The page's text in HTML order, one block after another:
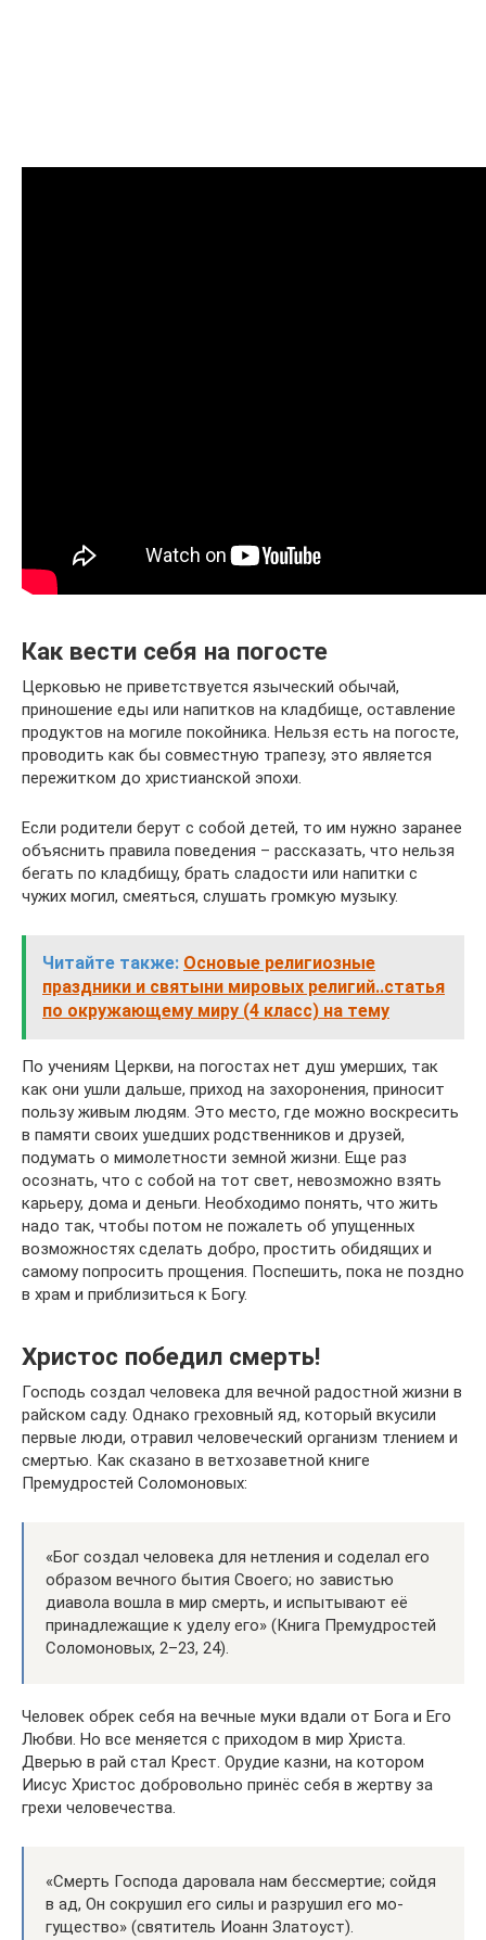
Как вести себя на погосте
Церковью не приветствуется языческий обычай,
приношение еды или напитков на кладбище, оставление
продуктов на могиле покойника. Нельзя есть на погосте,
проводить как бы совместную трапезу, это является
пережитком до христианской эпохи.
Если родители берут с собой детей, то им нужно заранее
объяснить правила поведения – рассказать, что нельзя
бегать по кладбищу, брать сладости или напитки с
чужих могил, смеяться, слушать громкую музыку.
Читайте также: Основые религиозные
праздники и святыни мировых религий..статья
по окружающему миру (4 класс) на тему
По учениям Церкви, на погостах нет душ умерших, так
как они ушли дальше, приход на захоронения, приносит
пользу живым людям. Это место, где можно воскресить
в памяти своих ушедших родственников и друзей,
подумать о мимолетности земной жизни. Еще раз
осознать, что с собой на тот свет, невозможно взять
карьеру, дома и деньги. Необходимо понять, что жить
надо так, чтобы потом не пожалеть об упущенных
возможностях сделать добро, простить обидящих и
самому попросить прощения. Поспешить, пока не поздно
в храм и приблизиться к Богу.
Христос победил смерть!
Господь создал человека для вечной радостной жизни в
райском саду. Однако греховный яд, который вкусили
первые люди, отравил человеческий организм тлением и
смертью. Как сказано в ветхозаветной книге
Премудростей Соломоновых:
«Бог создал человека для нетления и соделал его
образом вечного бытия Своего; но завистью
диавола вошла в мир смерть, и испытывают её
принадлежащие к уделу его» (Книга Премудростей
Соломоновых, 2–23, 24).
Человек обрек себя на вечные муки вдали от Бога и Его
Любви. Но все меняется с приходом в мир Христа.
Дверью в рай стал Крест. Орудие казни, на котором
Иисус Христос добровольно принёс себя в жертву за
грехи человечества.
«Смерть Гос­по­да да­рова­ла нам бес­смер­тие; сой­дя
в ад, Он сок­ру­шил его си­лы и раз­ру­шил его мо­
гущес­тво» (святитель Иоанн Златоуст).